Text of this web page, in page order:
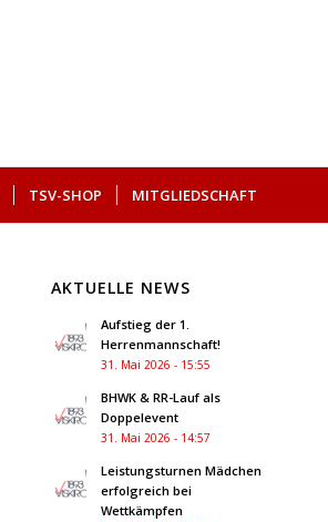
TSV-SHOP MITGLIEDSCHAFT
AKTUELLE NEWS
Aufstieg der 1.
Herrenmannschaft!
31. Mai 2026 - 15:55
BHWK & RR-Lauf als
Doppelevent
31. Mai 2026 - 14:57
Leistungsturnen Mädchen
erfolgreich bei
Wettkämpfen